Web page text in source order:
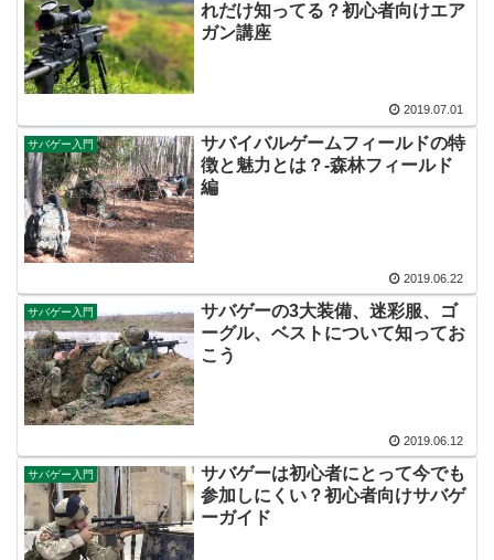
れだけ知ってる？初心者向けエア
ガン講座
2019.07.01
サバゲー入門
サバイバルゲームフィールドの特
徴と魅力とは？-森林フィールド
編
2019.06.22
サバゲー入門
サバゲーの3大装備、迷彩服、ゴ
ーグル、ベストについて知ってお
こう
2019.06.12
サバゲー入門
サバゲーは初心者にとって今でも
参加しにくい？初心者向けサバゲ
ーガイド